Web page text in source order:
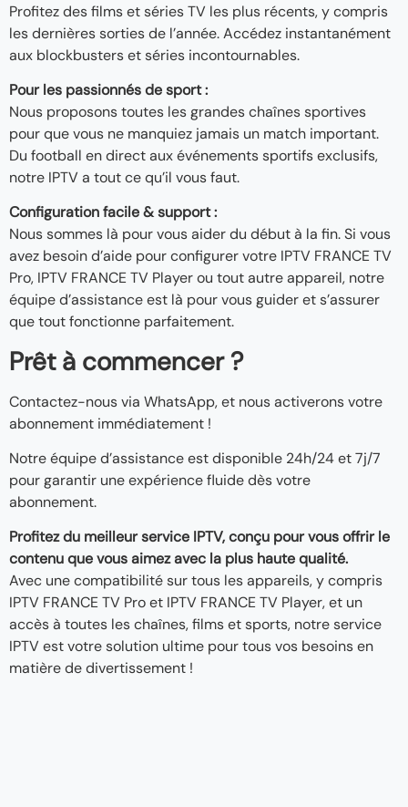
Profitez des films et séries TV les plus récents, y compris
les dernières sorties de l’année. Accédez instantanément
aux blockbusters et séries incontournables.
Pour les passionnés de sport :
Nous proposons toutes les grandes chaînes sportives
pour que vous ne manquiez jamais un match important.
Du football en direct aux événements sportifs exclusifs,
notre IPTV a tout ce qu’il vous faut.
Configuration facile & support :
Nous sommes là pour vous aider du début à la fin. Si vous
avez besoin d’aide pour configurer votre IPTV FRANCE TV
Pro, IPTV FRANCE TV Player ou tout autre appareil, notre
équipe d’assistance est là pour vous guider et s’assurer
que tout fonctionne parfaitement.
Prêt à commencer ?
Contactez-nous via WhatsApp, et nous activerons votre
abonnement immédiatement !
Notre équipe d’assistance est disponible 24h/24 et 7j/7
pour garantir une expérience fluide dès votre
abonnement.
Profitez du meilleur service IPTV, conçu pour vous offrir le
contenu que vous aimez avec la plus haute qualité.
Avec une compatibilité sur tous les appareils, y compris
IPTV FRANCE TV Pro et IPTV FRANCE TV Player, et un
accès à toutes les chaînes, films et sports, notre service
IPTV est votre solution ultime pour tous vos besoins en
matière de divertissement !